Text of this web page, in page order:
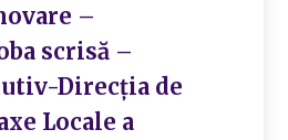
–
scrisă –
Direcția de
Locale a